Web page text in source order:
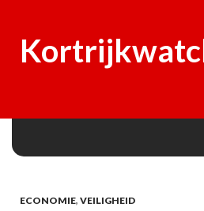
ECONOMIE, VEILIGHEID